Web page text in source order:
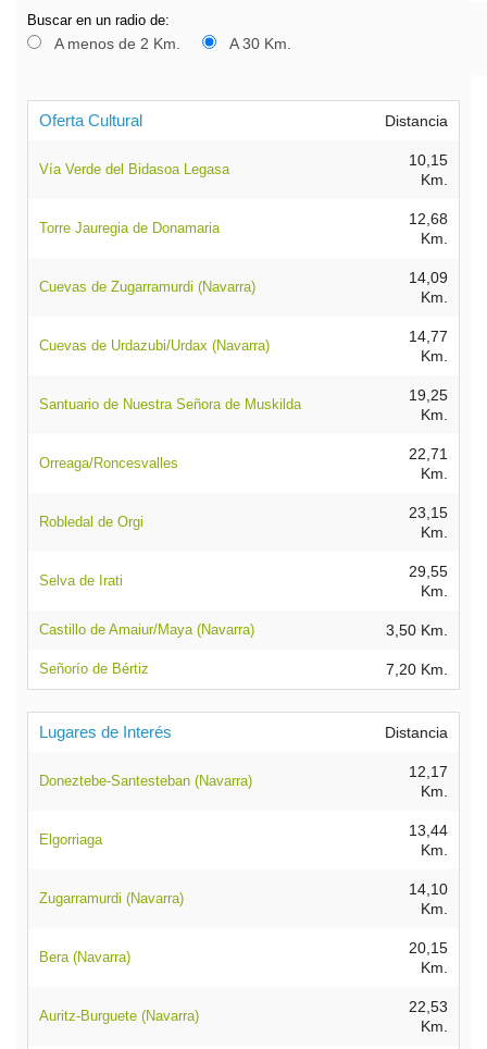
Buscar en un radio de:
A menos de 2 Km. A 30 Km.
Oferta Cultural Distancia
Vía Verde del Bidasoa Legasa
10,15
Km.
Torre Jauregia de Donamaria
12,68
Km.
Cuevas de Zugarramurdi (Navarra)
14,09
Km.
Cuevas de Urdazubi/Urdax (Navarra)
14,77
Km.
Santuario de Nuestra Señora de Muskilda
19,25
Km.
Orreaga/Roncesvalles
22,71
Km.
Robledal de Orgi
23,15
Km.
Selva de Irati
29,55
Km.
Castillo de Amaiur/Maya (Navarra) 3,50 Km.
Señorío de Bértiz 7,20 Km.
Lugares de Interés Distancia
Doneztebe-Santesteban (Navarra)
12,17
Km.
Elgorriaga
13,44
Km.
Zugarramurdi (Navarra)
14,10
Km.
Bera (Navarra)
20,15
Km.
Auritz-Burguete (Navarra)
22,53
Km.